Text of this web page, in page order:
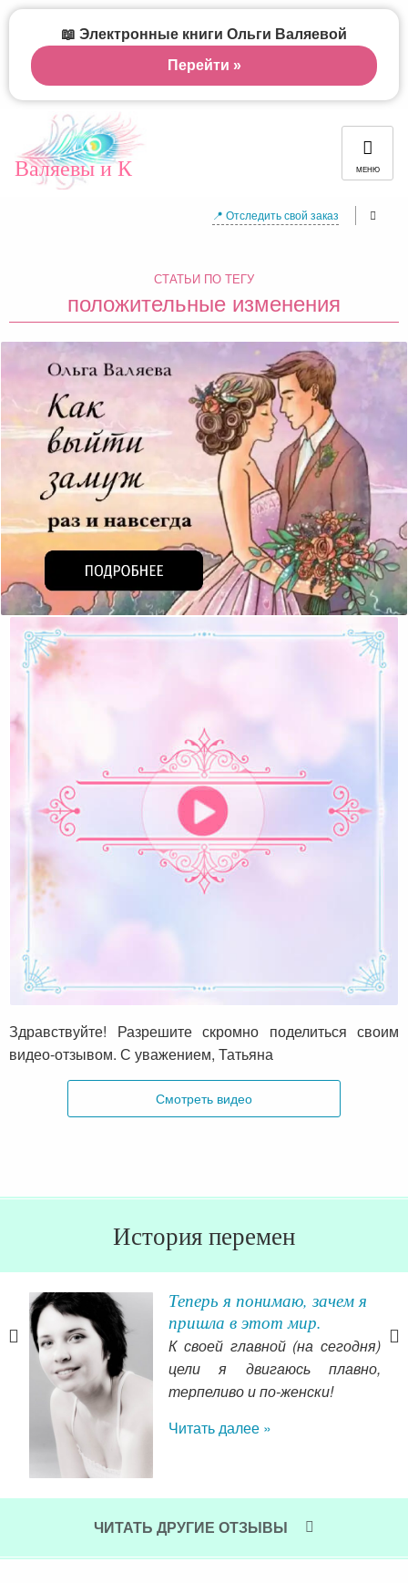
Валяевы и К МЕНЮ
📍 Отследить свой заказ
СТАТЬИ ПО ТЕГУ
положительные изменения
Видео-отзыв от Татьяны Рыбиковой
Здравствуйте! Разрешите скромно поделиться своим
видео-отзывом. С уважением, Татьяна
Смотреть видео
История перемен
Теперь я понимаю, зачем я
пришла в этот мир.
К своей главной (на сегодня)
цели я двигаюсь плавно,
терпеливо и по-женски!
Читать далее »
ЧИТАТЬ ДРУГИЕ ОТЗЫВЫ
📖 Электронные книги Ольги Валяевой
Перейти »